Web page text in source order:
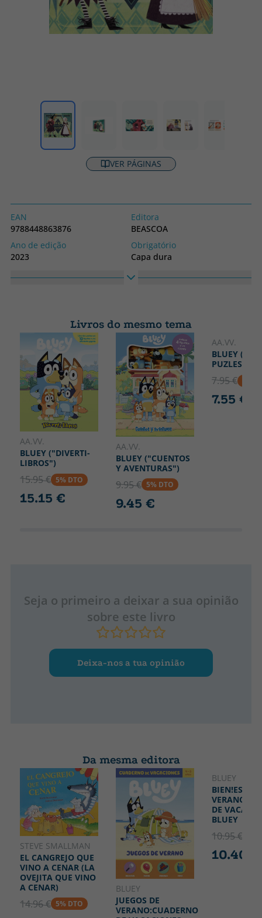
VER PÁGINAS
EAN
9788448863876
Editora
BEASCOA
Ano de edição
2023
Obrigatório
Capa dura
Coleção
Livros do mesmo tema
AA.VV.
BLUEY ("DIVERTI-
LIBROS")
15.95 € 5% DTO
15.15 €
AA.VV.
BLUEY ("CUENTOS
Y AVENTURAS")
9.95 € 5% DTO
9.45 €
AA.VV.
BLUEY
PUZLES)
7.95 €
7.55 €
Seja o primeiro a deixar a sua opinião
sobre este livro
Deixa-nos a tua opinião
Da mesma editora
STEVE SMALLMAN
EL CANGREJO QUE
VINO A CENAR (LA
OVEJITA QUE VINO
A CENAR)
14.96 € 5% DTO
BLUEY
JUEGOS DE
VERANO:CUADERNO
BLUEY
BIEN!ES
DE
BLUEY
10.95 €
10.40 €